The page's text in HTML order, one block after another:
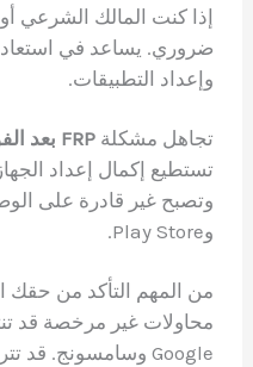
إذا كنت المالك الشرعي
ضروري. يساعد في
وإعداد التطبيقات.
تجاهل مشكلةFRP بعد الفورمات
تستطيع إكمال إعداد
وPlay Store.
من المهم التأكد من حقك
محاولات غير مرخصة قد
Google وسامسونج. قد تترتب عليها عواقب قانونية.